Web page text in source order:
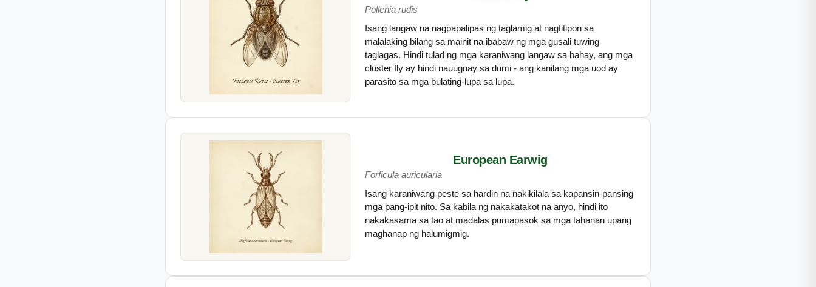
Pollenia rudis
Isang langaw na nagpapalipas ng taglamig at nagtitipon sa
malalaking bilang sa mainit na ibabaw ng mga gusali tuwing
taglagas. Hindi tulad ng mga karaniwang langaw sa bahay, ang mga
cluster fly ay hindi nauugnay sa dumi - ang kanilang mga uod ay
parasito sa mga bulating-lupa sa lupa.
European Earwig
Forficula auricularia
Isang karaniwang peste sa hardin na nakikilala sa kapansin-pansing
mga pang-ipit nito. Sa kabila ng nakakatakot na anyo, hindi ito
nakakasama sa tao at madalas pumapasok sa mga tahanan upang
maghanap ng halumigmig.